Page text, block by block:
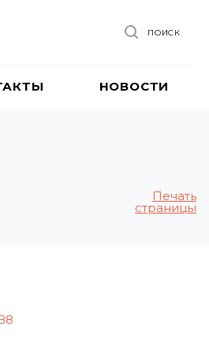
ПОИСК
НОВОСТИ
Печать
страницы